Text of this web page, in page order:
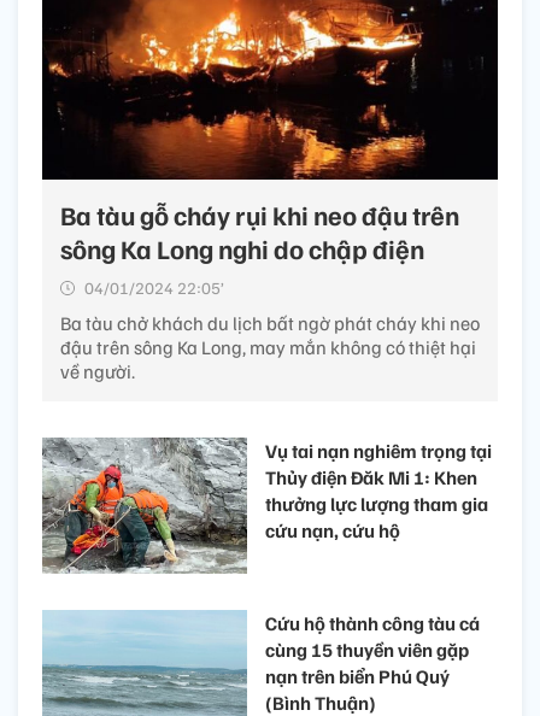
Ba tàu gỗ cháy rụi khi neo đậu trên
sông Ka Long nghi do chập điện
04/01/2024 22:05’
Ba tàu chở khách du lịch bất ngờ phát cháy khi neo
đậu trên sông Ka Long, may mắn không có thiệt hại
về người.
Vụ tai nạn nghiêm trọng tại
Thủy điện Đăk Mi 1: Khen
thưởng lực lượng tham gia
cứu nạn, cứu hộ ​
Cứu hộ thành công tàu cá
cùng 15 thuyền viên gặp
nạn trên biển Phú Quý
(Bình Thuận)